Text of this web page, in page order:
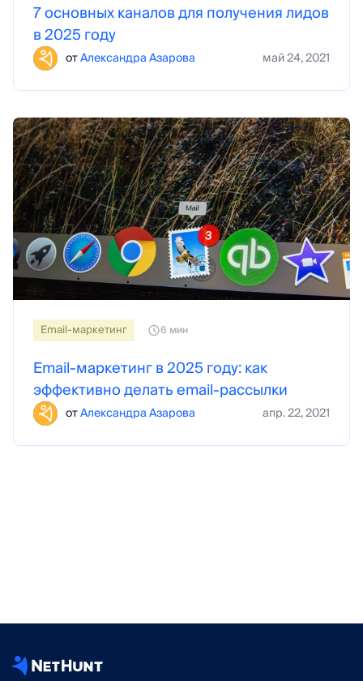
7 основных каналов для получения лидов
в 2025 году
отАлександра Азарова май 24, 2021
Email-маркетинг 6 мин
Email-маркетинг в 2025 году: как
эффективно делать email-рассылки
отАлександра Азарова апр. 22, 2021